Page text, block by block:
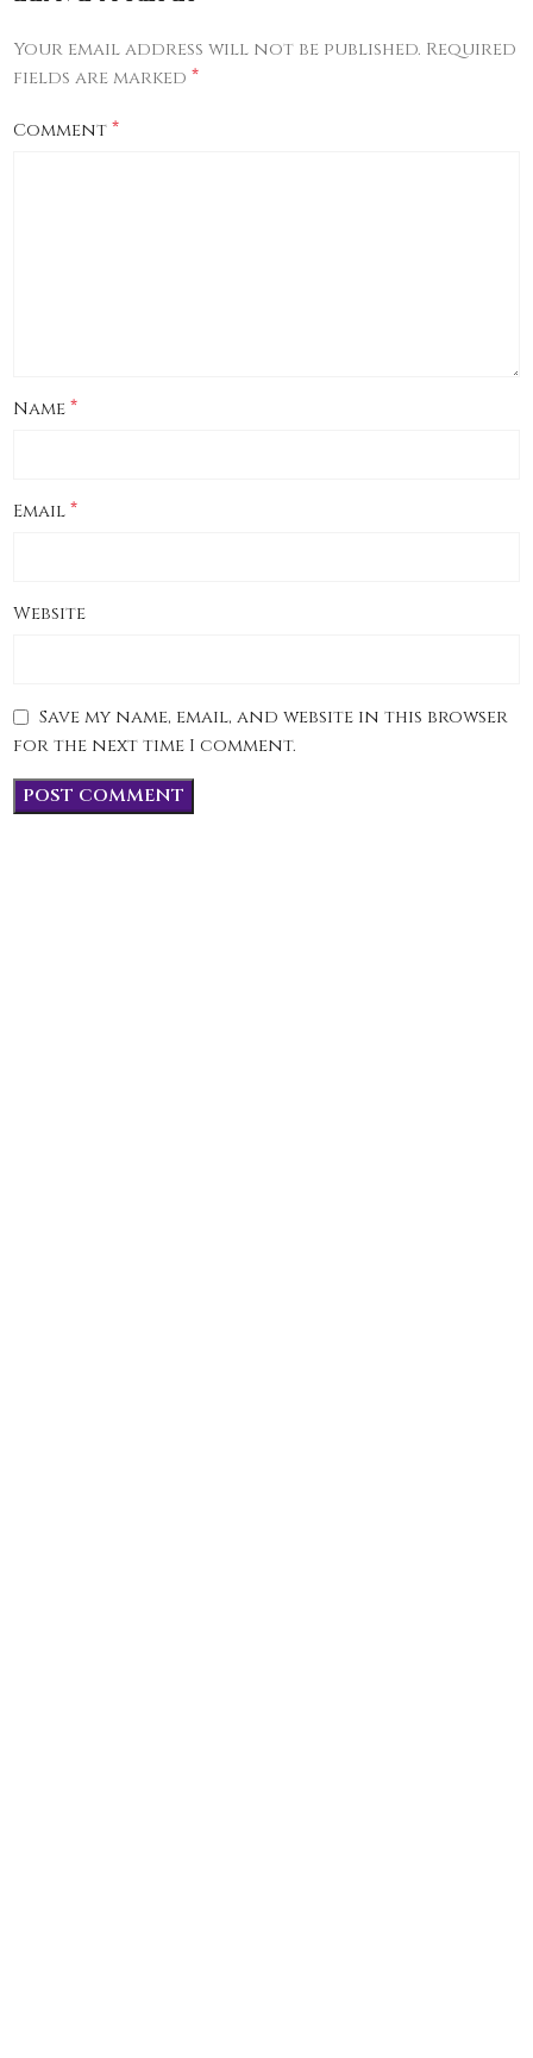
Your email address will not be published. Required
fields are marked*
Comment*
Name*
Email*
Website
Save my name, email, and website in this browser
for the next time I comment.